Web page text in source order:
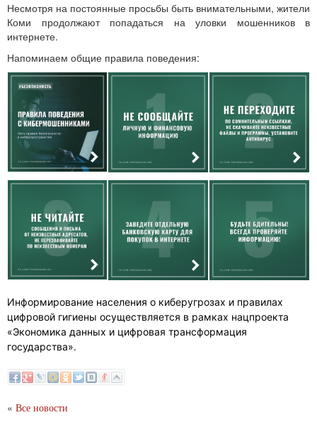
Несмотря на постоянные просьбы быть внимательными, жители
Коми продолжают попадаться на уловки мошенников в
интернете.
Напоминаем общие правила поведения:
Информирование населения о киберугрозах и правилах
цифровой гигиены осуществляется в рамках нацпроекта
«Экономика данных и цифровая трансформация
государства».
« Все новости